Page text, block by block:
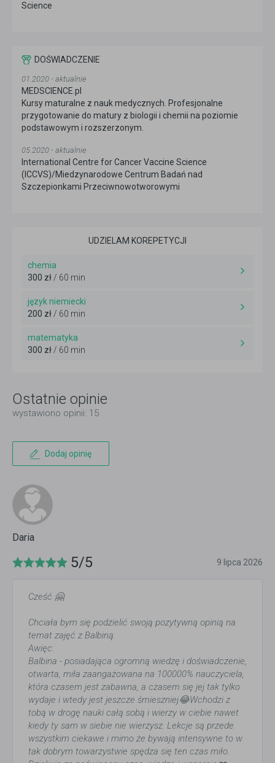
Science
DOŚWIADCZENIE
01.2020 - aktualnie
MEDSCIENCE.pl
Kursy maturalne z nauk medycznych. Profesjonalne
przygotowanie do matury z biologii i chemii na poziomie
podstawowym i rozszerzonym.
05.2020 - aktualnie
International Centre for Cancer Vaccine Science
(ICCVS)/Miedzynarodowe Centrum Badań nad
Szczepionkami Przeciwnowotworowymi
UDZIELAM KOREPETYCJI
chemia
300 zł / 60 min
język niemiecki
200 zł / 60 min
matematyka
300 zł / 60 min
Ostatnie opinie
wystawiono opinii: 15
Dodaj opinię
Daria
5/5 9 lipca 2026
Cześć 🤗
Chciała bym się podzielić swoją pozytywną opinią na
temat zajęć z Balbiną.
Awięc:
Balbina - posiadająca ogromną wiedzę i doświadczenie,
otwarta, miła zaangażowana na 100000% nauczyciela,
która czasem jest zabawna, a czasem się jej tak tylko
wydaje i wtedy jest jeszcze śmieszniej😂Wchodzi z
tobą w drogę nauki całą sobą i wierzy w ciebie nawet
kiedy ty sam w siebie nie wierzysz. Lekcje są przede
wszystkim ciekawe i mimo że bywają intensywne to w
tak dobrym towarzystwie spędza się ten czas miło.